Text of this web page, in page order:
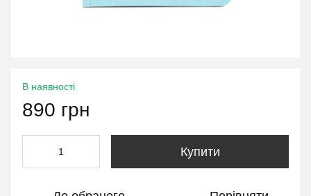
В наявності
890 грн
Купити